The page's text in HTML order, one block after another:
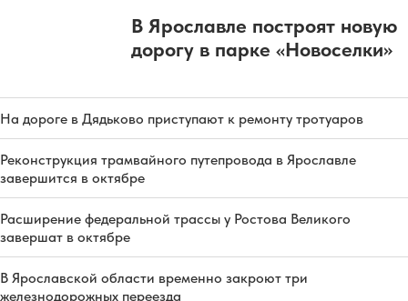
В Ярославле построят новую
дорогу в парке «Новоселки»
На дороге в Дядьково приступают к ремонту тротуаров
Реконструкция трамвайного путепровода в Ярославле
завершится в октябре
Расширение федеральной трассы у Ростова Великого
завершат в октябре
В Ярославской области временно закроют три
железнодорожных переезда